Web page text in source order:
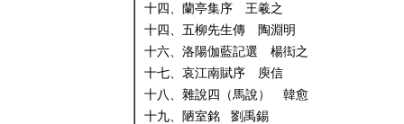
十四、蘭亭集序 王羲之
十四、五柳先生傳 陶淵明
十六、洛陽伽藍記選 楊衒之
十七、哀江南賦序 庾信
十八、雜說四（馬說） 韓愈
十九、陋室銘 劉禹錫